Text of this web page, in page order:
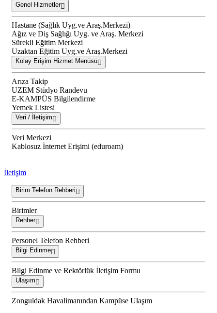
Genel Hizmetler
Hastane (Sağlık Uyg.ve Araş.Merkezi)
Ağız ve Diş Sağlığı Uyg. ve Araş. Merkezi
Sürekli Eğitim Merkezi
Uzaktan Eğitim Uyg.ve Araş.Merkezi
Kolay Erişim Hizmet Menüsü
Arıza Takip
UZEM Stüdyo Randevu
E-KAMPÜS Bilgilendirme
Yemek Listesi
Veri / İletişim
Veri Merkezi
Kablosuz İnternet Erişimi (eduroam)
İletişim
Birim Telefon Rehberi
Birimler
Rehber
Personel Telefon Rehberi
Bilgi Edinme
Bilgi Edinme ve Rektörlük İletişim Formu
Ulaşım
Zonguldak Havalimanından Kampüse Ulaşım